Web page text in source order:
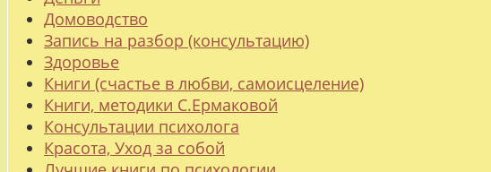
Домоводство
Запись на разбор (консультацию)
Здоровье
Книги (счастье в любви, самоисцеление)
Книги, методики С.Ермаковой
Консультации психолога
Красота, Уход за собой